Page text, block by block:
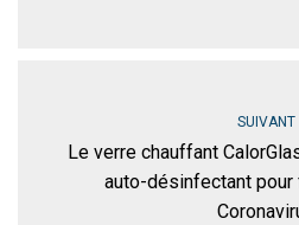
SUIVANT
Le verre chauffant
auto-désinfectant pour